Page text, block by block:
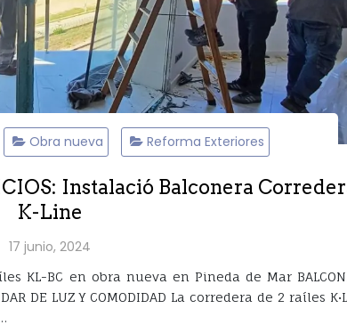
Obra nueva Reforma Exteriores
Instalació Balconera
K-Line
17 junio, 2024
KL-BC en obra nueva en Pineda de Mar
DE LUZ Y COMODIDAD La corredera de 2 raíles